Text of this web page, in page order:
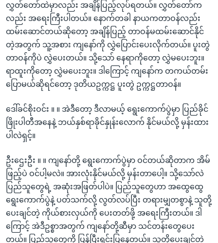
လွှတ်တော်ထဲမှာလည်း အချိန်ပြည့်လုပ်ရတယ်။ လွှတ်တော်က
လည်း အရေးကြီးပါတယ်။ နောက်တခါ နာယကတာဝန်လည်း
ထမ်းဆောင်တယ်ဆိုတော့ အချိန်ပြည့် တာဝန်မထမ်းဆောင်နိုင်
တဲ့အတွက် သူ့အစား ကျနော်ကို လွှဲပြောင်းပေးလိုက်တယ်။ ပူးတွဲ
တာဝန်ကိုပဲ လွှဲပေးတယ်။ သို့သော် နေရာကိုတော့ လွှဲမပေးဘူး။
ရာထူးကိုတော့ လွှဲမပေးဘူး။ ဒါကြောင့် ကျနော်က တကယ်တမ်း
ပြောမယ်ဆိုရင်တော့ ဒုတိယဥက္ကဋ္ဌ ပူးတွဲ ဥက္ကဋ္ဌတာဝန်။
ဒေါ်ခင်စိုးဝင်း ။ ။ အဲဒီတော့ ဒီလာမယ့် ရွေးကောက်ပွဲမှာ ပြည်ခိုင်
ဖြိုးပါတီအနေနဲ့ ဘယ်နှစ်ရာခိုင်နှုန်းလောက် နိုင်မယ်လို့ မှန်းထား
ပါလဲရှင့်။
ဦးဌေးဦး ။ ။ ကျနော်တို့ ရွေးကောက်ပွဲမှာ ဝင်တယ်ဆိုတာက အိမ်
ဖြည့်ပဲ ဝင်ပါ့မလဲ။ အားလုံးနိုင်မယ်လို့ မှန်းတာပေါ့။ သို့သော်လဲ
ပြည်သူတွေရဲ့ အဆုံးအဖြတ်ပါပဲ။ ပြည်သူတွေဟာ အထွေထွေ
ရွေးကောက်ပွဲနဲ့ ပတ်သက်လို့ လွတ်လပ်ပြီး တရားမျှတစွာနဲ့ သူတို့
ပေးချင်တဲ့ ကိုယ်စားလှယ်ကို ပေးတတ်ဖို့ အရေးကြီးတယ်။ ဒါ
ကြောင့် အဲဒီဥစ္စာအတွက် ကျနော်တို့ဆီမှာ သင်တန်းတွေပေး
တယ်။ ပြည်သူတွေကို ပြန်ပြီးရှင်းပြနေတယ်။ သူတို့ပေးချင်တဲ့